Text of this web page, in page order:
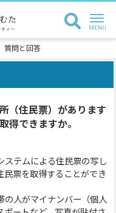
質問と回答
（住民票）があります
得できますか。
テムによる住民票の写し
民票を取得することができ
人がマイナンバー（個人